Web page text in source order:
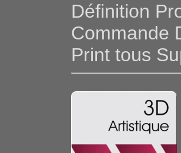
Définition
Commande
Print tous